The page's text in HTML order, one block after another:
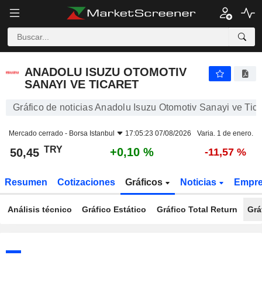
ANADOLU ISUZU OTOMOTIV
SANAYI VE TICARET
Gráfico de noticias Anadolu Isuzu Otomotiv Sanayi ve
Mercado cerrado - Borsa Istanbul 17:05:23 07/08/2026 Varia. 1 de enero.
50,45 TRY +0,10 % -11,57 %
Resumen Cotizaciones Gráficos Noticias
Análisis técnico Gráfico Estático Gráfico Total Return